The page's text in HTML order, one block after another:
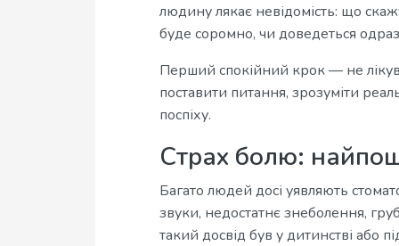
людину лякає невідомість: що
буде соромно, чи доведеться
Перший спокійний крок — не
поставити питання, зрозуміти
поспіху.
Страх болю:
Багато людей досі уявляють
звуки, недостатнє знеболення,
такий досвід був у дитинстві або